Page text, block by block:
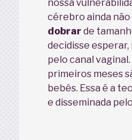
nossa
cérebro ainda
dobrar de
decidisse esperar,
pelo canal
primeiros meses
bebês. Essa é a
e disseminada